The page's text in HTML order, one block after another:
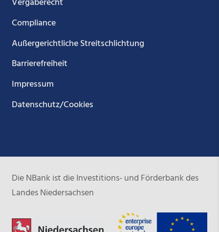
Compliance
Außergerichtliche Streitschlichtung
Barrierefreiheit
Impressum
Datenschutz/Cookies
Die NBank ist die Investitions- und Förderbank des
Landes Niedersachsen